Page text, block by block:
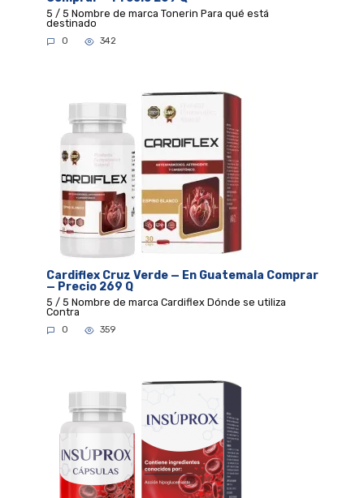
5 / 5 Nombre de marca Tonerin Para qué está
destinado
0 342
Cardiflex Cruz Verde — En Guatemala Comprar
— Precio 269 Q
5 / 5 Nombre de marca Cardiflex Dónde se utiliza
Contra
0 359